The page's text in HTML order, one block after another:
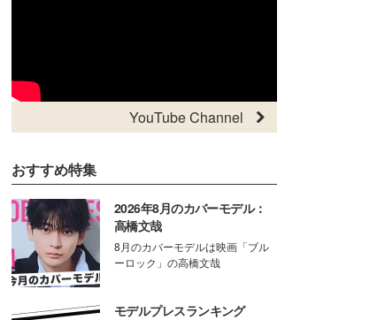
YouTube Channel
おすすめ特集
2026年8月のカバーモデル：
高橋文哉
8月のカバーモデルは映画「ブル
ーロック」の高橋文哉
モデルプレスランキング